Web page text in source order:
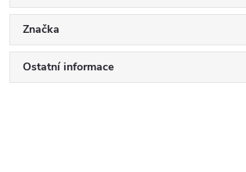
Značka
Ostatní informace